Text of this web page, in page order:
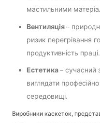
мастильними
Вентиляція–
ризик перегрівання
продуктивність праці.
Естетика– сучасний
виглядати
середовищі.
Виробники каскеток,